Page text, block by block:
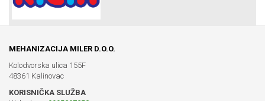
MEHANIZACIJA MILER D.O.O.
Kolodvorska ulica 155F
48361 Kalinovac
KORISNIČKA SLUŽBA